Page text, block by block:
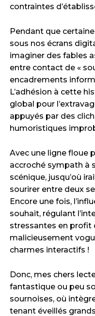
contraintes
Pendant que
sous nos écrans
imaginer des fables
entre contact de «
encadrements
L’adhésion à cette
global pour
appuyés par des
humoristiques
Avec une ligne floue
accroché sympath à
scénique, jusqu’où
sourirer entre deux
Encore une fois,
souhait, régulant
stressantes en profit
malicieusement
charmes interactifs !
Donc, mes chers
fantastique ou peu
sournoises, où
tenant éveillés